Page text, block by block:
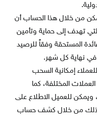
من خلال هذا الحساب أن
التي تهدف إلى حماية وتأمين
المستحقة وفقاً للرصيد
في نهاية كل شهر.
إمكانية السحب
المختلفة، كما
للعميل الاطلاع على
وذلك من خلال كشف حساب